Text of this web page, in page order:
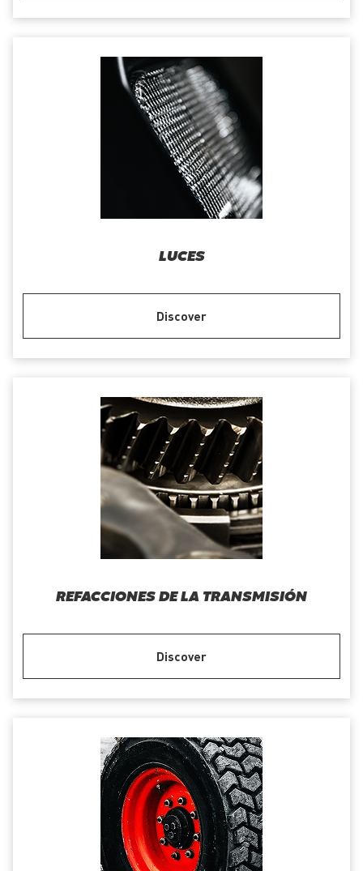
LUCES
Discover
REFACCIONES DE LA TRANSMISIÓN
Discover